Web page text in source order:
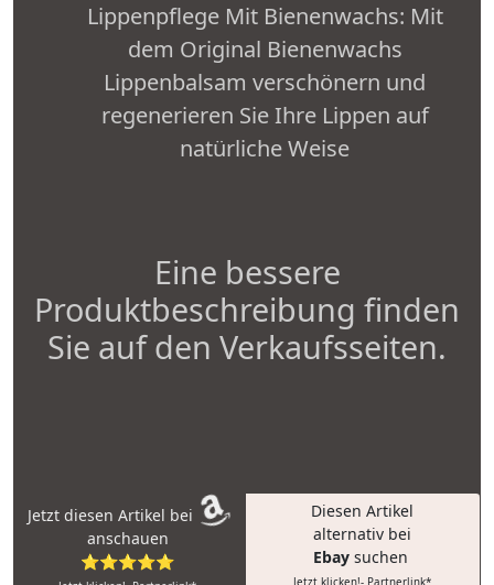
Lippenpflege Mit Bienenwachs: Mit
dem Original Bienenwachs
Lippenbalsam verschönern und
regenerieren Sie Ihre Lippen auf
natürliche Weise
Eine bessere
Produktbeschreibung finden
Sie auf den Verkaufsseiten.
Jetzt diesen Artikel bei
anschauen
⭐⭐⭐⭐⭐
Diesen Artikel
alternativ bei
Ebay suchen